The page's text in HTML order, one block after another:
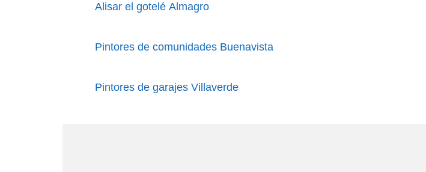
Alisar el gotelé Almagro
Pintores de comunidades Buenavista
Pintores de garajes Villaverde